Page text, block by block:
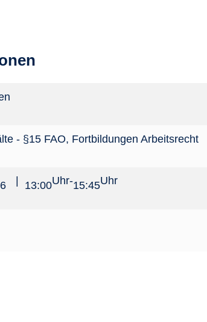
- §15 FAO, Fortbildungen Arbeitsrecht
| 13:00Uhr-15:45Uhr